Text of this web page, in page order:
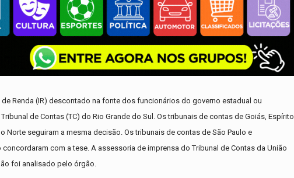
Renda (IR) descontado na fonte dos funcionários do governo estadual ou
de Contas (TC) do Rio Grande do Sul. Os tribunais de contas de Goiás, Espírito
Norte seguiram a mesma decisão. Os tribunais de contas de São Paulo e
com a tese. A assessoria de imprensa do Tribunal de Contas da União
foi analisado pelo órgão.